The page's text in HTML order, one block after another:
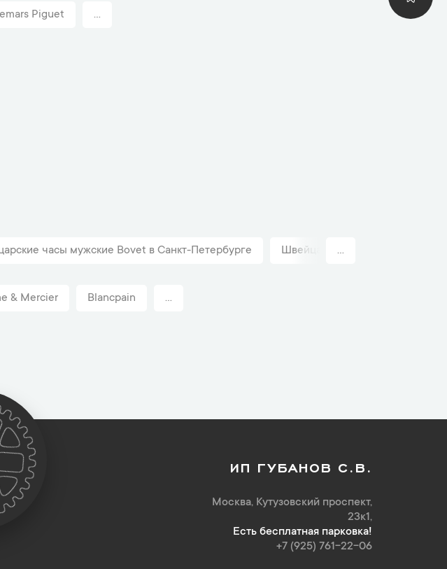
Piguet ...
часы мужские Bovet в Санкт-Петербурге Швейцарские часы унисекс
...
& Mercier Blancpain ...
ИП ГУБАНОВ С.В.
Москва, Кутузовский проспект,
23к1,
Есть бесплатная парковка!
+7 (925) 761-22-06